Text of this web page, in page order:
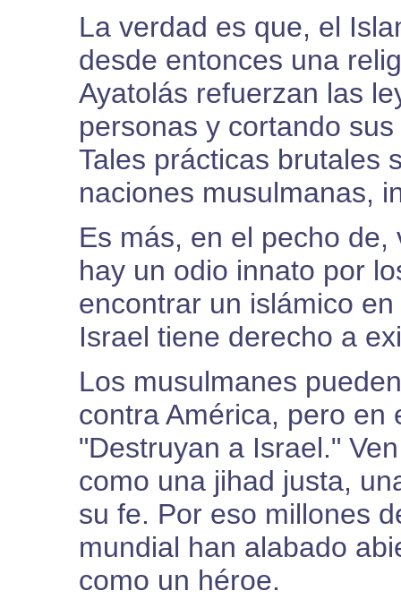
La verdad es que, el
desde entonces una
Ayatolás refuerzan las
personas y cortando
Tales prácticas brutales
naciones musulmanas,
Es más, en el pecho
hay un odio innato por
encontrar un islámico
Israel tiene derecho a
Los musulmanes
contra América, pero en
"Destruyan a Israel."
como una jihad justa,
su fe. Por eso millones
mundial han alabado
como un héroe.